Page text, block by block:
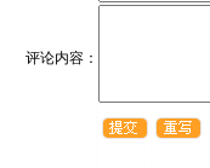
评论内容：